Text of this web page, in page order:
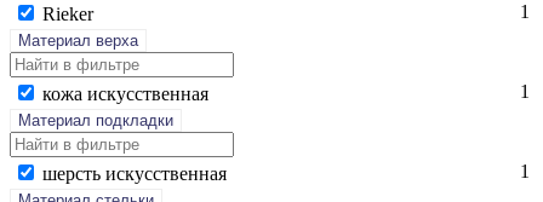
Ri­eker 1
Материал верха
ко­жа ис­кусс­твен­ная 1
Материал подкладки
шерсть ис­кусс­твен­ная 1